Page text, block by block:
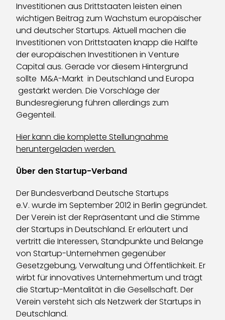
Investitionen aus Drittstaaten leisten einen
wichtigen Beitrag zum Wachstum europäischer
und deutscher Startups. Aktuell machen die
Investitionen von Drittstaaten knapp die Hälfte
der europäischen Investitionen in Venture
Capital aus. Gerade vor diesem Hintergrund
sollte M&A-Markt in Deutschland und Europa
gestärkt werden. Die Vorschläge der
Bundesregierung führen allerdings zum
Gegenteil.
Hier kann die komplette Stellungnahme
heruntergeladen werden.
Über den Startup-Verband
Der Bundesverband Deutsche Startups
e.V. wurde im September 2012 in Berlin gegründet.
Der Verein ist der Repräsentant und die Stimme
der Startups in Deutschland. Er erläutert und
vertritt die Interessen, Standpunkte und Belange
von Startup-Unternehmen gegenüber
Gesetzgebung, Verwaltung und Öffentlichkeit. Er
wirbt für innovatives Unternehmertum und trägt
die Startup-Mentalität in die Gesellschaft. Der
Verein versteht sich als Netzwerk der Startups in
Deutschland.